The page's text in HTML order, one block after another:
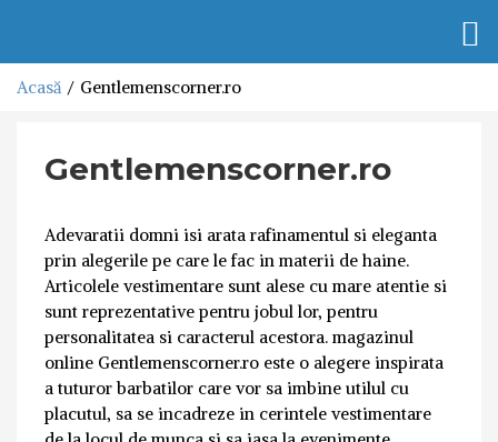
Acasă Gentlemenscorner.ro
Gentlemenscorner.ro
Adevaratii domni isi arata rafinamentul si eleganta
prin alegerile pe care le fac in materii de haine.
Articolele vestimentare sunt alese cu mare atentie si
sunt reprezentative pentru jobul lor, pentru
personalitatea si caracterul acestora. magazinul
online Gentlemenscorner.ro este o alegere inspirata
a tuturor barbatilor care vor sa imbine utilul cu
placutul, sa se incadreze in cerintele vestimentare